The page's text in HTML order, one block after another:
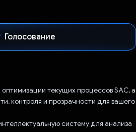
Голосование
текущих процессов SAC, а
контроля и прозрачности для вашего
систему для анализа